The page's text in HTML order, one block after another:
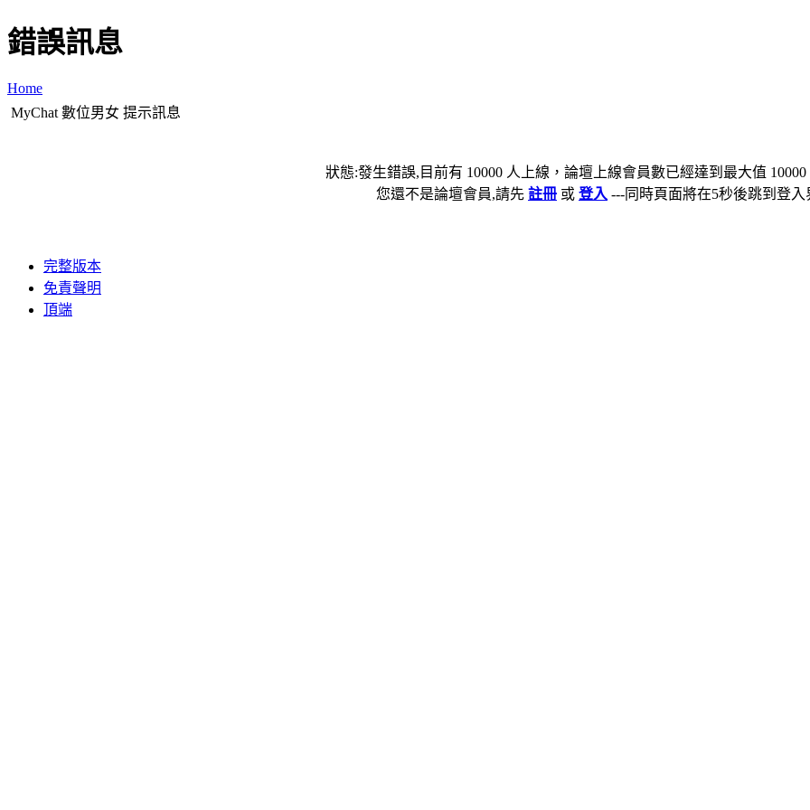
錯誤訊息
Home
MyChat 數位男女 提示訊息
狀態:發生錯誤,目前有 10000 人上線，論壇上線會員數已經達到最大值
您還不是論壇會員,請先 註冊 或 登入 ---同時頁面將在5秒後跳到登入
完整版本
免責聲明
頂端